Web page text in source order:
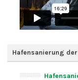
Hafensanierung